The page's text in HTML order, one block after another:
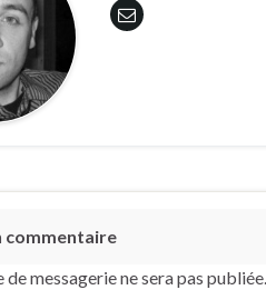
commentaire
de messagerie ne sera pas publiée.